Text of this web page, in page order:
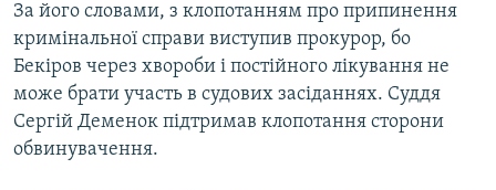
Усі сайти RFE/RL
За його словами, з клопотанням про припинення
кримінальної справи виступив прокурор, бо
Бекіров через хвороби і постійного лікування не
може брати участь в судових засіданнях. Суддя
Сергій Деменок підтримав клопотання сторони
обвинувачення.